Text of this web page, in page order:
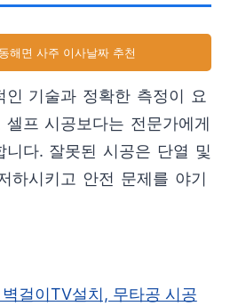
해면 사주 이사날짜 추천
인 기술과 정확한 측정이 요
프 시공보다는 전문가에게
니다. 잘못된 시공은 단열 및
하시키고 안전 문제를 야기
걸이TV설치, 무타공 시공